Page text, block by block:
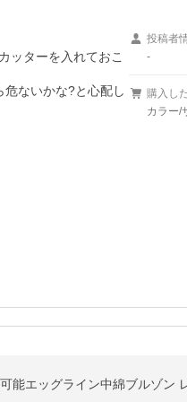
ッターを入れておこ
ないかな?と心配し
投稿者
-
購入し
カラー/
能エッグライン中綿ブルゾン